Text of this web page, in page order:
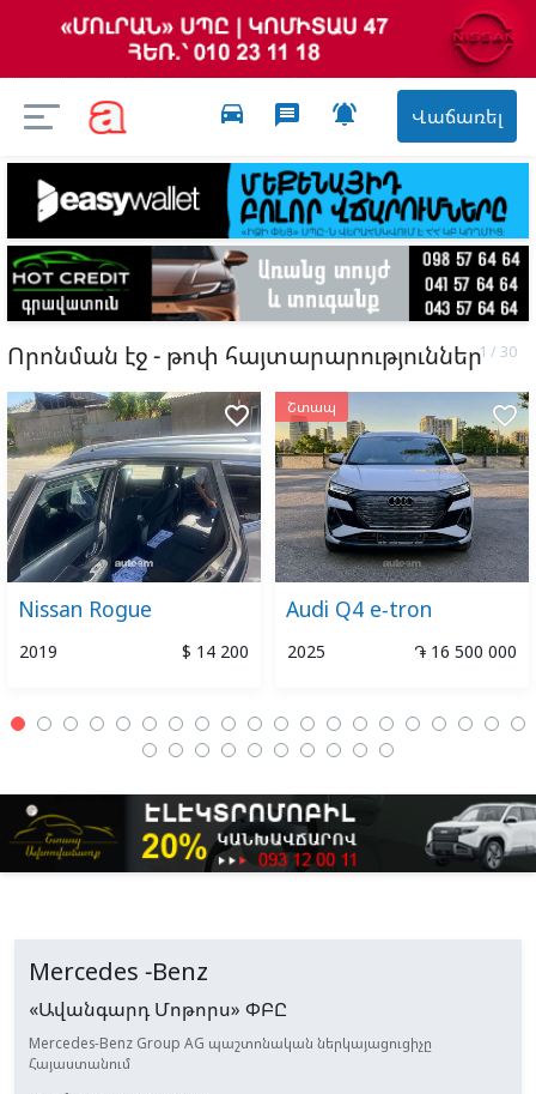
Վաճառել

message
directions_car
Որոնման էջ - թոփ հայտարարություններ
Nissan Rogue
2019 $ 14 200
favorite_border Շտապ
Audi Q4 e-tron
2025 ֏ 16 500 000
favorite_border
Mercedes -Benz
«Ավանգարդ Մոթորս» ՓԲԸ
Mercedes-Benz Group AG պաշտոնական ներկայացուցիչը
Հայաստանում